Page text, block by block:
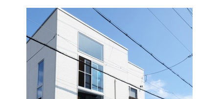
は抜群の収納力で玄関はいつ
でもスッキリ。キッチンはⅡ
型キッチンを使用、奥には収
納もたっぷりのパントリー、
キッチン右正面には子供のひ
みつ部屋もできました。
面、洗面ボウルの大きさ・
形・水栓にもこだわり奥様専
用パウダールームが完成しま
した。床クロス建具他、カラ
ーコーディネートが統一され
ていることでリビングも
広々。奥様のセンスがひかっ
ています。
台あります。皆が集まるリビ
ングは淡い木目調で統一。和
室も併設されています。
ます。中庭もあり入ってくる
光が暖かく注ぎ込み暖かい光
と風を感じるおうちです。